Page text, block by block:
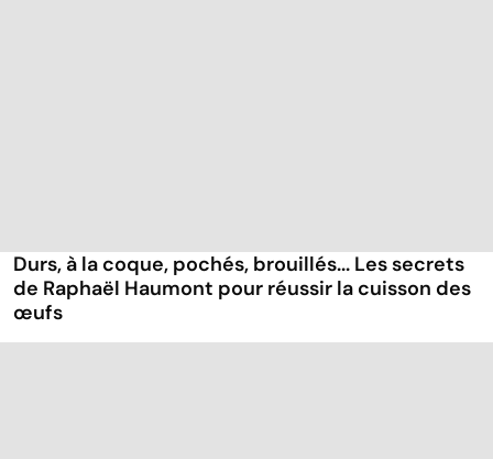
Durs, à la coque, pochés, brouillés... Les secrets
de Raphaël Haumont pour réussir la cuisson des
œufs